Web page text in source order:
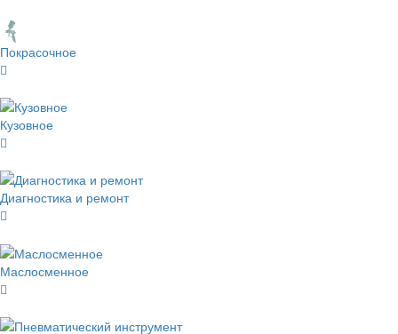
Покрасочное
Кузовное
Диагностика и ремонт
Маслосменное